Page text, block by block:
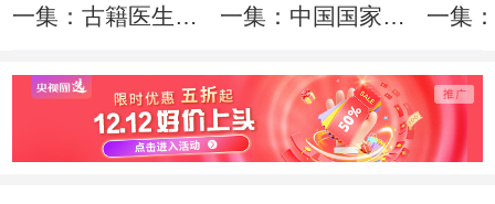
一集：古籍医生
一集：中国国家图
特殊的安保制度
一集
复师